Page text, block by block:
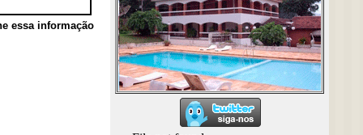
essa informação